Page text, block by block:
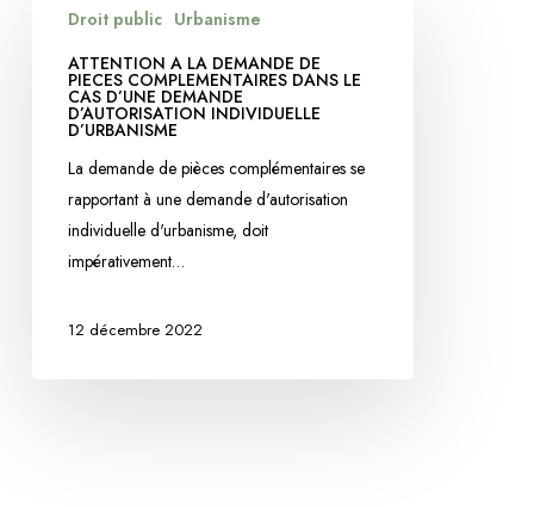
DEMANDE
COMPLEMENTAIRES
DANS
DEMANDE
Droit public Urbanisme
ATTENTION A LA DEMANDE DE
PIECES COMPLEMENTAIRES DANS LE
CAS D’UNE DEMANDE
D’AUTORISATION INDIVIDUELLE
D’URBANISME
La demande de pièces complémentaires se
rapportant à une demande d'autorisation
individuelle d'urbanisme, doit
impérativement…
12 décembre 2022